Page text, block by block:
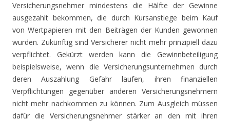
Versicherungsnehmer mindestens die Hälfte der Gewinne
ausgezahlt bekommen, die durch Kursanstiege beim Kauf
von Wertpapieren mit den Beiträgen der Kunden gewonnen
wurden. Zukünftig sind Versicherer nicht mehr prinzipiell dazu
verpflichtet. Gekürzt werden kann die Gewinnbeteiligung
beispielsweise, wenn die Versicherungsunternehmen durch
deren Auszahlung Gefahr laufen, ihren finanziellen
Verpflichtungen gegenüber anderen Versicherungsnehmern
nicht mehr nachkommen zu können. Zum Ausgleich müssen
dafür die Versicherungsnehmer stärker an den mit ihren